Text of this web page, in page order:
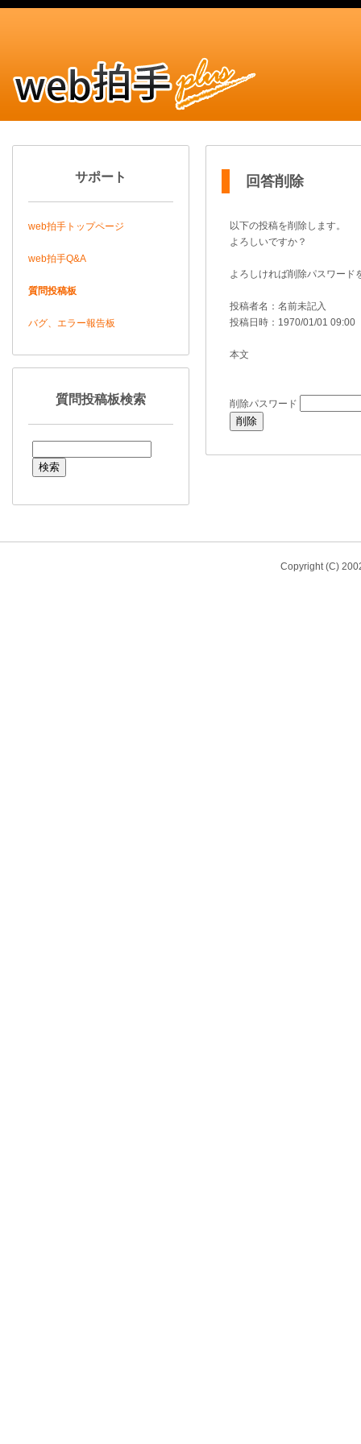
サポート
web拍手トップページ
web拍手Q&A
質問投稿板
バグ、エラー報告板
質問投稿板検索
回答削除
以下の投稿を削除します。
よろしいですか？
よろしければ削除パスワード
投稿者名：名前未記入
投稿日時：1970/01/01 09:00
本文
削除パスワード
Copyright (C)